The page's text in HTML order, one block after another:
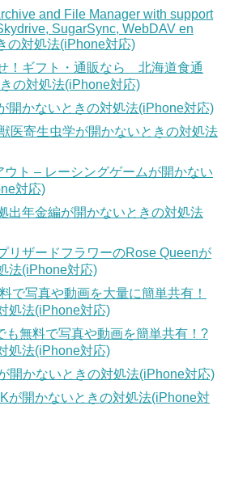
and File Manager with support
SugarSync, WebDAV en
の対処法(iPhone対応)
！ギフト・通販なら 北海道食通
の対処法(iPhone対応)
開かないときの対処法(iPhone対応)
医寄生虫学が開かないときの対処法
ウト – レーシングゲームが開かない
対応)
年金編が開かないときの対処法
リザードフラワーのRose Queenが
法(iPhone対応)
で写真や動画を大量に簡単共有！
処法(iPhone対応)
も無料で写真や動画を簡単共有！?
処法(iPhone対応)
開かないときの対処法(iPhone対応)
が開かないときの対処法(iPhone対